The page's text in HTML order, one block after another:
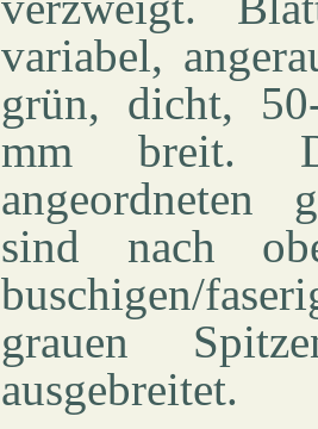
variabel,
grün, dicht,
mm breit.
angeordneten
sind nach
buschigen/
grauen
ausgebreitet.